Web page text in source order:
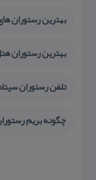
بهترین رستوران
بهترین رستوران
تلفن رستوران
چگونه بریم